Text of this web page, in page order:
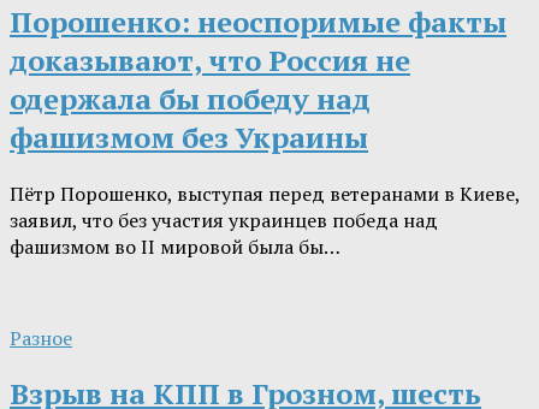
Порошенко: неоспоримые факты
доказывают, что Россия не
одержала бы победу над
фашизмом без Украины
Пётр Порошенко, выступая перед ветеранами в Киеве,
заявил, что без участия украинцев победа над
фашизмом во II мировой была бы…
Разное
Взрыв на КПП в Грозном, шесть